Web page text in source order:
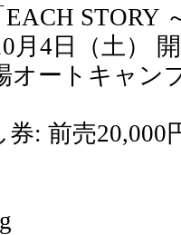
STORY
月4日（土）
オートキャン
: 前売20,000